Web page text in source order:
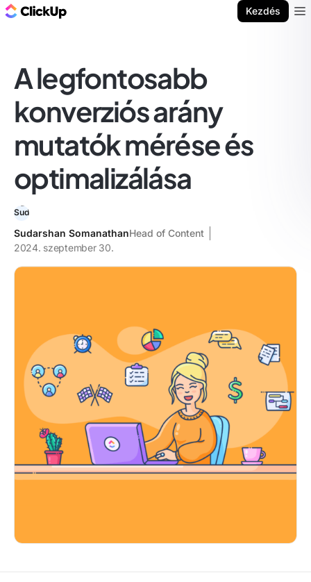
Kezdés
A legfontosabb
konverziós arány
mutatók mérése és
optimalizálása
Sudarshan SomanathanHead of Content
2024. szeptember 30.